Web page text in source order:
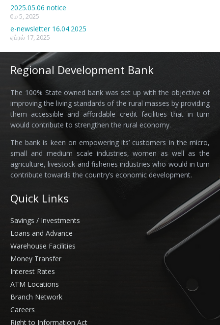
2025.05.06 notice
மே 5, 2025
e-newsletter 16.04.2025
ஏப்ரல் 17, 2025
Regional Development Bank
The 100% State owned bank was set up with the objective of
improving the living standards of the rural masses by providing
them accessible and affordable credit facilities that in turn
would contribute to strengthen the rural economy.
The bank is keen on empowering its’ customers in the micro,
small and medium scale industries, women as well as the
agriculture, livestock and fisheries industries who would in turn
contribute towards the country’s economic development.
Quick Links
Savings / Investments
Loans and Advance
Warehouse Facilities
Money Transfer
Interest Rates
ATM Locations
Branch Network
Careers
Right to Information Act